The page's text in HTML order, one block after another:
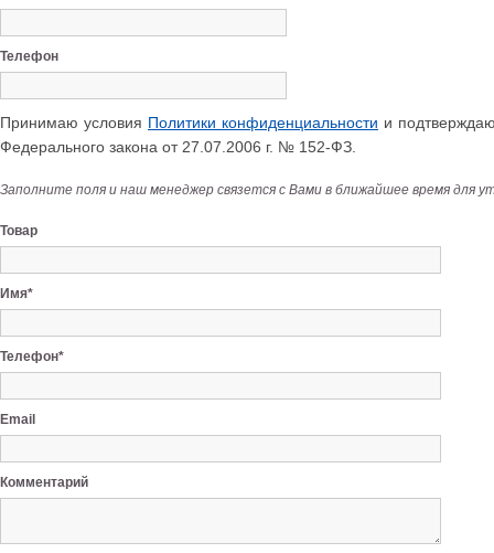
Телефон
Принимаю условия Политики конфиденциальности и
Федерального закона от 27.07.2006 г. № 152-ФЗ.
Заполните поля и наш менеджер связется с Вами в ближайшее время для
Товар
Имя*
Телефон*
Email
Комментарий